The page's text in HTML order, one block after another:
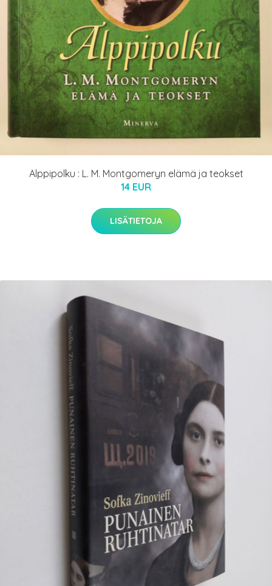
Alppipolku : L. M. Montgomeryn elämä ja teokset
14 EUR
LISÄTIETOJA